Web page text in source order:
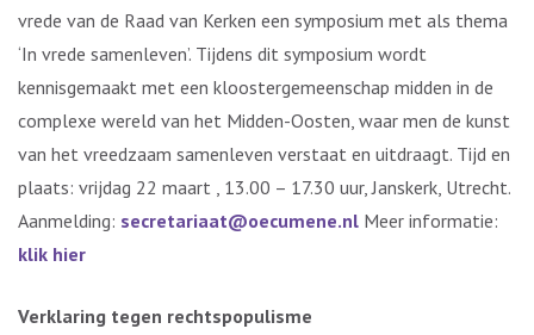
vrede van de Raad van Kerken een symposium met als thema
‘In vrede samenleven’. Tijdens dit symposium wordt
kennisgemaakt met een kloostergemeenschap midden in de
complexe wereld van het Midden-Oosten, waar men de kunst
van het vreedzaam samenleven verstaat en uitdraagt. Tijd en
plaats: vrijdag 22 maart , 13.00 – 17.30 uur, Janskerk, Utrecht.
Aanmelding: secretariaat@oecumene.nl Meer informatie:
klik hier
Verklaring tegen rechtspopulisme